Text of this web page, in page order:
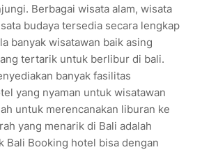
Berbagai wisata alam, wisata
budaya tersedia secara lengkap
banyak wisatawan baik asing
tertarik untuk berlibur di bali.
banyak fasilitas
yang nyaman untuk wisatawan
untuk merencanakan liburan ke
yang menarik di Bali adalah
Bali Booking hotel bisa dengan